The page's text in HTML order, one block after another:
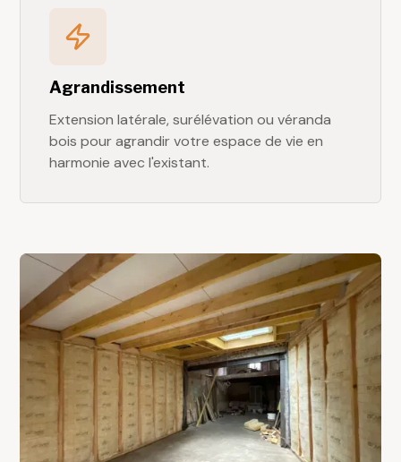
Agrandissement
Extension latérale, surélévation ou véranda
bois pour agrandir votre espace de vie en
harmonie avec l'existant.